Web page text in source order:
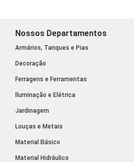
Nossos Departamentos
Armários, Tanques e Pias
Decoração
Ferragens e Ferramentas
Iluminação e Elétrica
Jardinagem
Louças e Metais
Material Básico
Material Hidráulico